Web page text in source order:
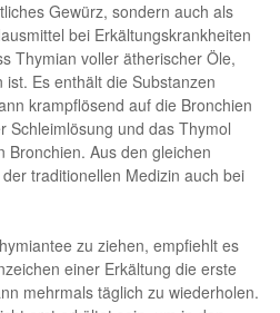
Gewürz, sondern auch als
bei Erkältungskrankheiten
Thymian voller ätherischer Öle,
Es enthält die Substanzen
krampflösend auf die Bronchien
Schleimlösung und das Thymol
Bronchien. Aus den gleichen
traditionellen Medizin auch bei
zu ziehen, empfiehlt es
einer Erkältung die erste
mehrmals täglich zu wiederholen.